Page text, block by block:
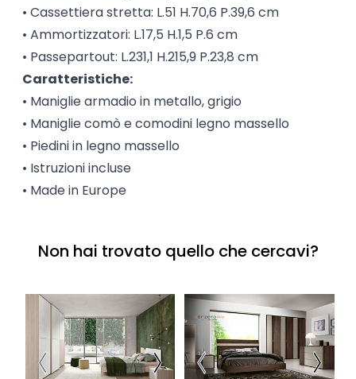
• Cassettiera stretta: L.51 H.70,6 P.39,6 cm
• Ammortizzatori: L.17,5 H.1,5 P.6 cm
• Passepartout: L.231,1 H.215,9 P.23,8 cm
Caratteristiche:
• Maniglie armadio in metallo, grigio
• Maniglie comò e comodini legno massello
• Piedini in legno massello
• Istruzioni incluse
• Made in Europe
Non hai trovato quello che cercavi?